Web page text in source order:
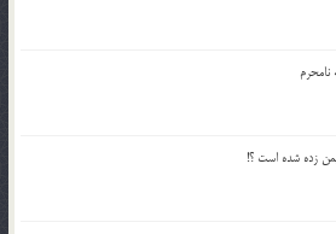
زده شده است ؟!